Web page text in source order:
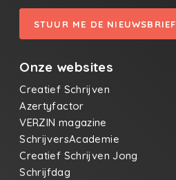
STUUR ME DE NIEUWSBRIEF
Onze websites
Creatief Schrijven
Azertyfactor
VERZIN magazine
SchrijversAcademie
Creatief Schrijven Jong
Schrijfdag